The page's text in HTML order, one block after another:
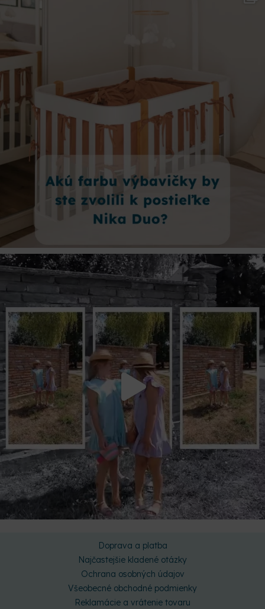
Doprava a platba
Najčastejšie kladené otázky
Ochrana osobných údajov
Všeobecné obchodné podmienky
Reklamácie a vrátenie tovaru